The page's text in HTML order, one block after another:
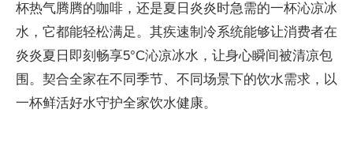
杯热气腾腾的咖啡，还是夏日炎炎时急需的一杯沁凉冰
水，它都能轻松满足。其疾速制冷系统能够让消费者在
炎炎夏日即刻畅享5°C沁凉冰水，让身心瞬间被清凉包
围。契合全家在不同季节、不同场景下的饮水需求，以
一杯鲜活好水守护全家饮水健康。